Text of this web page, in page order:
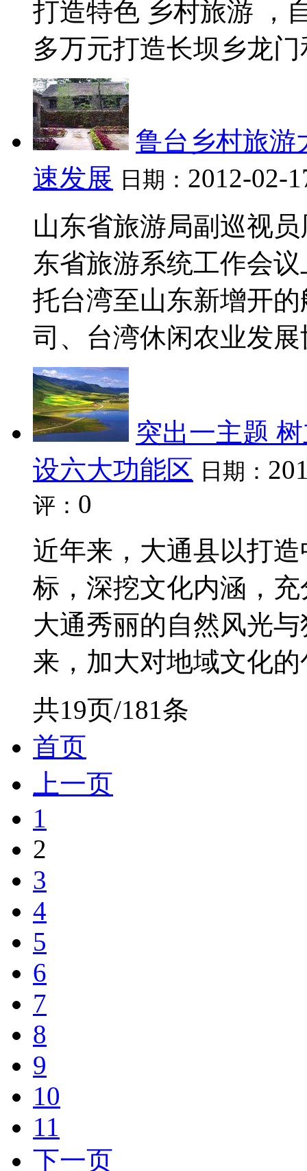
打造特色 乡村旅游 ，
多万元打造长坝乡龙门
鲁台乡村旅游
速发展 日期： 2012-02-
山东省旅游局副巡视
东省旅游系统工作会
托台湾至山东新增开
司、台湾休闲农业发
突出一主题
设六大功能区 日期：
评： 0
近年来，大通县以打
标，深挖文化内涵，
大通秀丽的自然风光
来，加大对地域文化的
共19页/181条
首页
上一页
1
2
3
4
5
6
7
8
9
10
11
下一页